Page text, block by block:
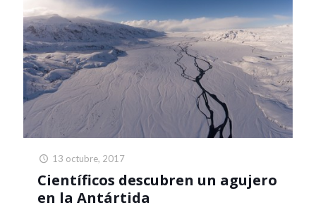
13 octubre, 2017
Científicos descubren un agujero
en la Antártida